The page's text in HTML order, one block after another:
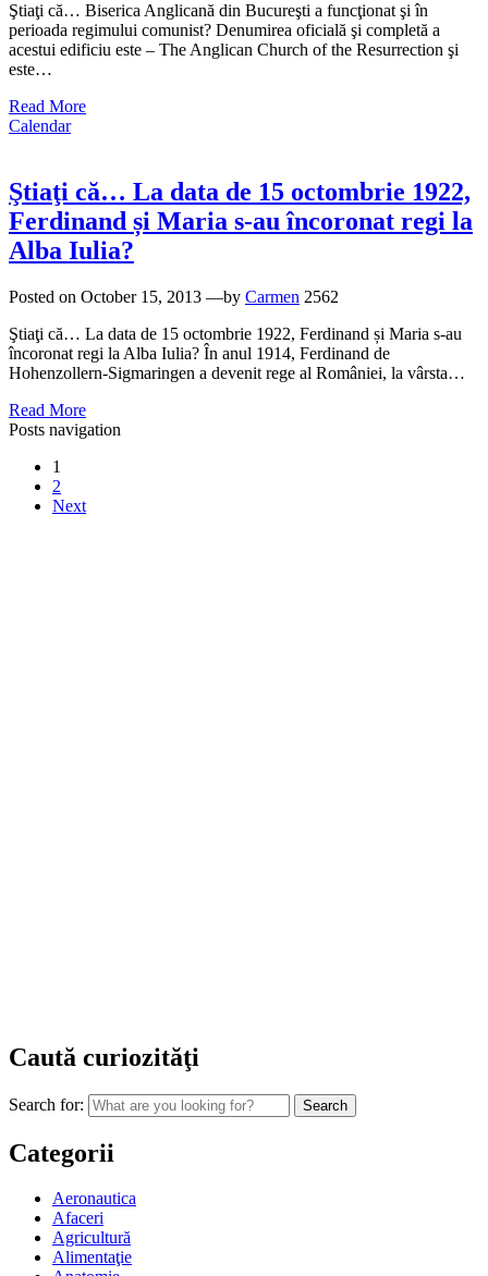
Ştiaţi că… Biserica Anglicană din Bucureşti a funcţionat şi în
perioada regimului comunist? Denumirea oficială şi completă a
acestui edificiu este – The Anglican Church of the Resurrection şi
este…
Read More
Calendar
Ştiaţi că… La data de 15 octombrie 1922,
Ferdinand și Maria s-au încoronat regi la
Alba Iulia?
Posted on October 15, 2013 —by Carmen 2562
Ştiaţi că… La data de 15 octombrie 1922, Ferdinand și Maria s-au
încoronat regi la Alba Iulia? În anul 1914, Ferdinand de
Hohenzollern-Sigmaringen a devenit rege al României, la vârsta…
Read More
Posts navigation
1
2
Next
Caută curiozităţi
Search for:
Categorii
Aeronautica
Afaceri
Agricultură
Alimentaţie